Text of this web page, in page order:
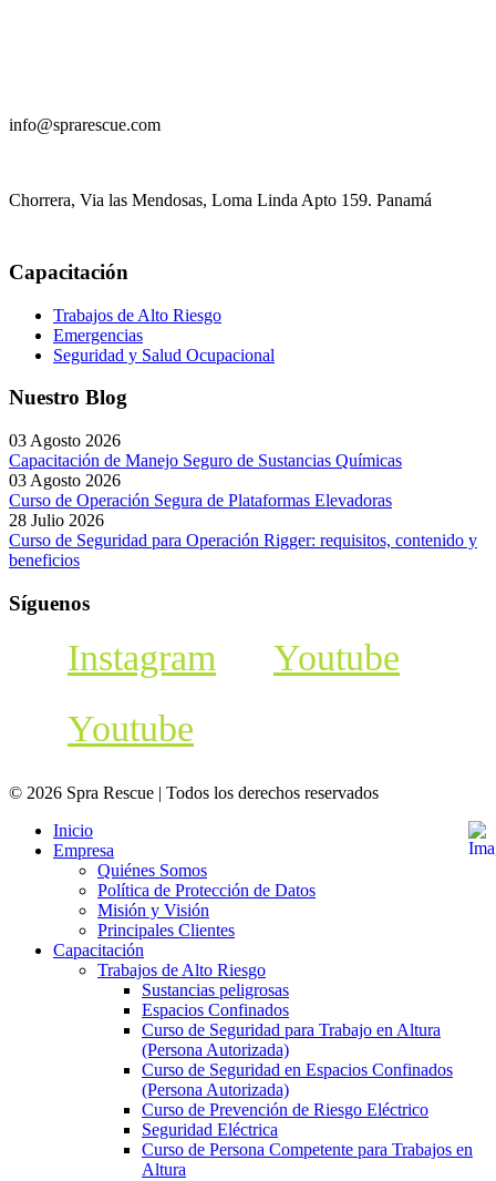
info@sprarescue.com
Chorrera, Via las Mendosas, Loma Linda Apto 159. Panamá
Capacitación
Trabajos de Alto Riesgo
Emergencias
Seguridad y Salud Ocupacional
Nuestro Blog
03 Agosto 2026
Capacitación de Manejo Seguro de Sustancias Químicas
03 Agosto 2026
Curso de Operación Segura de Plataformas Elevadoras
28 Julio 2026
Curso de Seguridad para Operación Rigger: requisitos, contenido y
beneficios
Síguenos
Instagram
Youtube
Youtube
© 2026 Spra Rescue | Todos los derechos reservados
Inicio
Empresa
Quiénes Somos
Política de Protección de Datos
Misión y Visión
Principales Clientes
Capacitación
Trabajos de Alto Riesgo
Sustancias peligrosas
Espacios Confinados
Curso de Seguridad para Trabajo en Altura
(Persona Autorizada)
Curso de Seguridad en Espacios Confinados
(Persona Autorizada)
Curso de Prevención de Riesgo Eléctrico
Seguridad Eléctrica
Curso de Persona Competente para Trabajos en
Altura